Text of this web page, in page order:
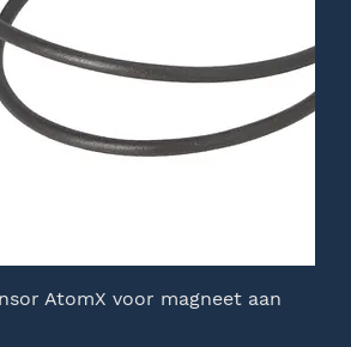
AtomX voor magneet aan